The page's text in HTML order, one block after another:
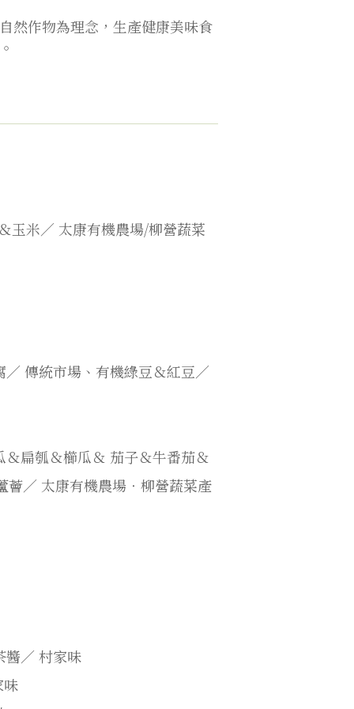
然作物為理念，生產健康美味食
玉米／ 太康有機農場/柳營蔬菜
／ 傳統市場、有機綠豆＆紅豆／
＆扁瓠＆櫛瓜＆ 茄子＆牛番茄＆
薈／ 太康有機農場‧柳營蔬菜產
醬／ 村家味
味